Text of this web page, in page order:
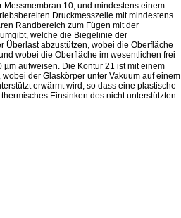
10, und mindestens einem
Druckmesszelle mit mindestens
Randbereich zum Fügen mit der
welche die Biegelinie der
Überlast abzustützen, wobei die Oberfläche
wobei die Oberfläche im wesentlichen frei
aufweisen. Die Kontur 21 ist mit einem
der Glaskörper unter Vakuum auf einem
erwärmt wird, so dass eine plastische
Einsinken des nicht unterstützten